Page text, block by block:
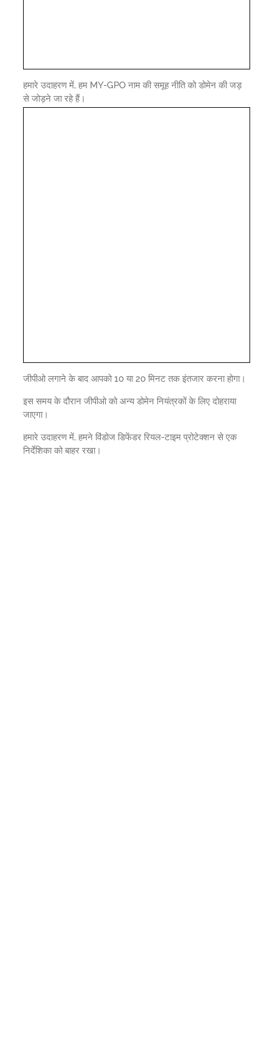
हमारे उदाहरण में, हम MY-GPO नाम की समूह नीति को डोमेन की जड़
से जोड़ने जा रहे हैं।
जीपीओ लगाने के बाद आपको 10 या 20 मिनट तक इंतजार करना होगा।
इस समय के दौरान जीपीओ को अन्य डोमेन नियंत्रकों के लिए दोहराया
जाएगा।
हमारे उदाहरण में, हमने विंडोज डिफेंडर रियल-टाइम प्रोटेक्शन से एक
निर्देशिका को बाहर रखा।